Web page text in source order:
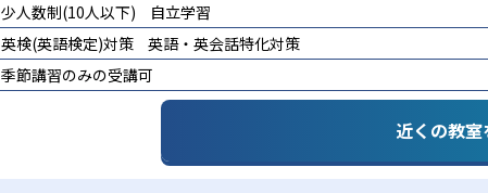
少人数制(10人以下)
自立学習
英検(英語検定)対策
英語・英会話特化対策
季節講習のみの受講可
近くの教室